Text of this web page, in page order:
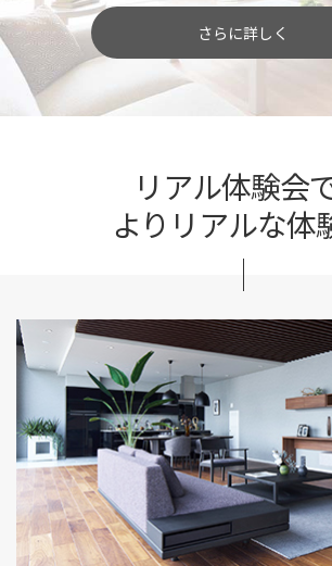
さらに詳しく
リアル体験会で
よりリアルな体